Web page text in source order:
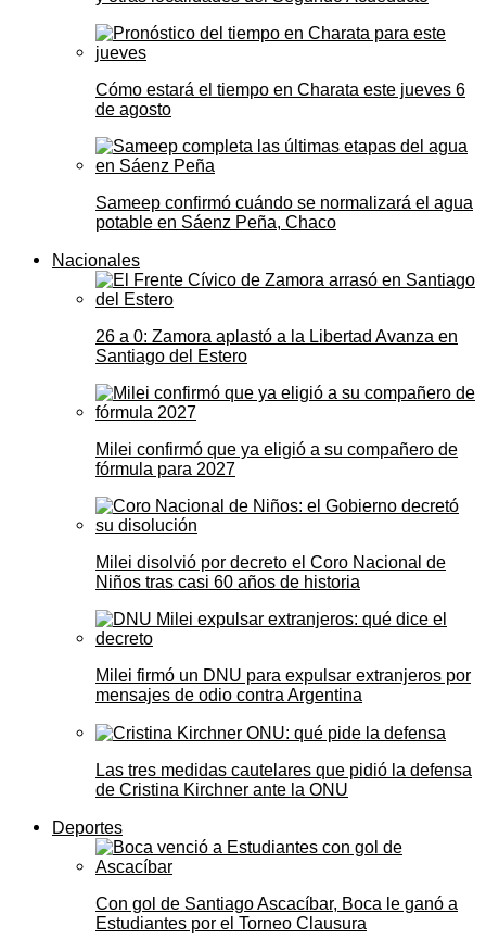
Cómo estará el tiempo en Charata este jueves 6
de agosto
Sameep confirmó cuándo se normalizará el agua
potable en Sáenz Peña, Chaco
Nacionales
26 a 0: Zamora aplastó a la Libertad Avanza en
Santiago del Estero
Milei confirmó que ya eligió a su compañero de
fórmula para 2027
Milei disolvió por decreto el Coro Nacional de
Niños tras casi 60 años de historia
Milei firmó un DNU para expulsar extranjeros por
mensajes de odio contra Argentina
Las tres medidas cautelares que pidió la defensa
de Cristina Kirchner ante la ONU
Deportes
Con gol de Santiago Ascacíbar, Boca le ganó a
Estudiantes por el Torneo Clausura